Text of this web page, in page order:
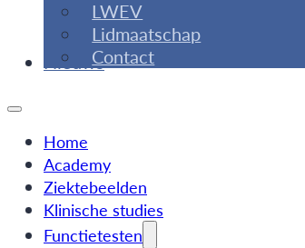
LWEV
Lidmaatschap
Contact
Nieuws
Home
Academy
Ziektebeelden
Klinische studies
Functietesten